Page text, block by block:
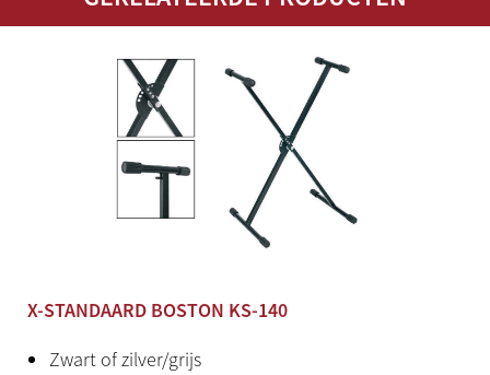
LCD display
Ingebouwde speakers
2x 6 W (2x 12 cm)
X-STANDAARD BOSTON KS-140
Zwart of zilver/grijs